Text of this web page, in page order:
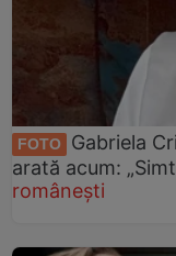
FOTO
Gabriela
arată acum:
românești